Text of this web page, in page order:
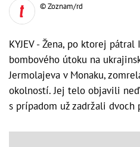
© Zoznam/rd
KYJEV - Žena, po ktorej
bombového útoku na
Jermolajeva v Monaku,
okolností. Jej telo objavili
s prípadom už zadržali dvoch